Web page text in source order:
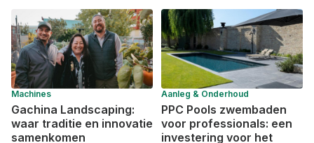
Machines
Gachina Landscaping:
waar traditie en innovatie
samenkomen
Aanleg & Onderhoud
PPC Pools zwembaden
voor professionals: een
investering voor het